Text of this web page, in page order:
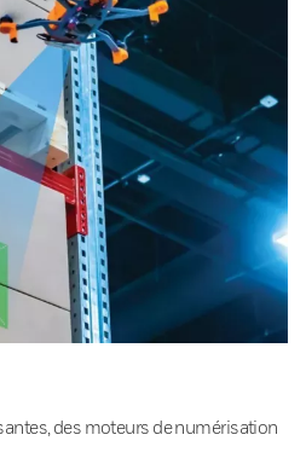
des moteurs de numérisation